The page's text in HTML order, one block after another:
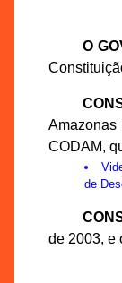
O
CODAM,
de
de 2003, e